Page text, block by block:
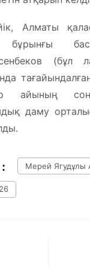
Алматы
бұрынғы
(бұл
айының
даму
Мерей Ягудұлы